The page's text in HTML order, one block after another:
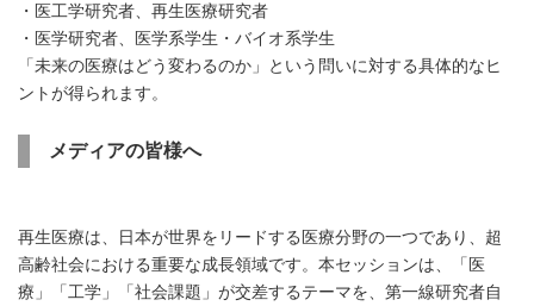
・医工学研究者、再生医療研究者
・医学研究者、医学系学生・バイオ系学生
「未来の医療はどう変わるのか」という問いに対する具体的なヒ
ントが得られます。
メディアの皆様へ
再生医療は、日本が世界をリードする医療分野の一つであり、超
高齢社会における重要な成長領域です。本セッションは、「医
療」「工学」「社会課題」が交差するテーマを、第一線研究者自